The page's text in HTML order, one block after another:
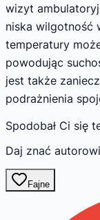
wizyt
niska wilgotność
temperatury
powodując
jest także
podrażnienia
Spodobał Ci się
Daj znać
Fajne